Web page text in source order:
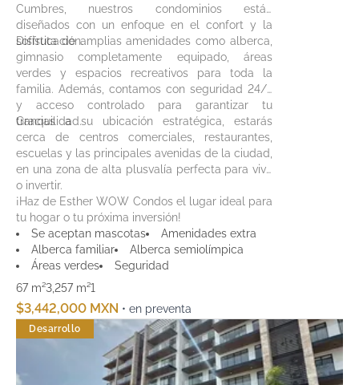
Cumbres, nuestros condominios están
diseñados con un enfoque en el confort y la
sofisticación.
Disfruta de amplias amenidades como alberca,
gimnasio completamente equipado, áreas
verdes y espacios recreativos para toda la
familia. Además, contamos con seguridad 24/7
y acceso controlado para garantizar tu
tranquilidad.
Gracias a su ubicación estratégica, estarás
cerca de centros comerciales, restaurantes,
escuelas y las principales avenidas de la ciudad,
en una zona de alta plusvalía perfecta para vivir
o invertir.
¡Haz de Esther WOW Condos el lugar ideal para
tu hogar o tu próxima inversión!
Se aceptan mascotas
Amenidades extra
Alberca familiar
Alberca semiolímpica
Áreas verdes
Seguridad
67 m²3,257 m²1
$3,442,000 MXN • en preventa
Desarrollo